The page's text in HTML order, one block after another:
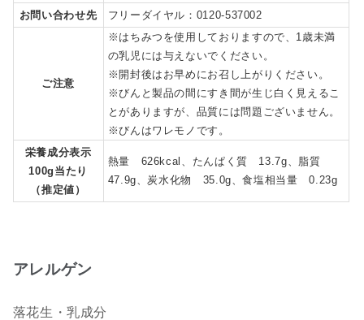
お問い合わせ先
フリーダイヤル：0120-537002
ご注意
※はちみつを使用しておりますので、1歳未満
の乳児には与えないでください。
※開封後はお早めにお召し上がりください。
※びんと製品の間にすき間が生じ白く見えるこ
とがありますが、品質には問題ございません。
※びんはワレモノです。
栄養成分表示
100g当たり
（推定値）
熱量 626kcal、たんぱく質 13.7g、脂質
47.9g、炭水化物 35.0g、食塩相当量 0.23g
アレルゲン
落花生・乳成分